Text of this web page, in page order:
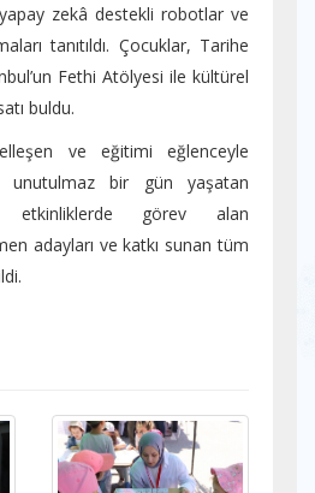
zekâ destekli robotlar ve
tanıtıldı. Çocuklar, Tarihe
Fethi Atölyesi ile kültürel
buldu.
ve eğitimi eğlenceyle
unutulmaz bir gün yaşatan
etkinliklerde görev alan
adayları ve katkı sunan tüm